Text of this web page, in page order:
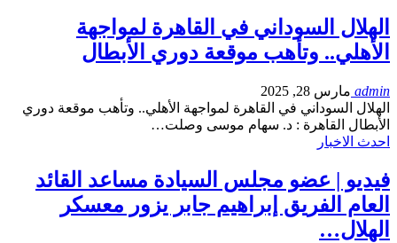
الهلال السوداني في القاهرة لمواجهة
الأهلي.. وتأهب موقعة دوري الأبطال
admin مارس 28, 2025
الهلال السوداني في القاهرة لمواجهة الأهلي.. وتأهب موقعة دوري
الأبطال القاهرة : د. سهام موسى وصلت…
احدث الاخبار
فيديو | عضو مجلس السيادة مساعد القائد
العام الفريق إبراهيم جابر يزور معسكر
الهلال…